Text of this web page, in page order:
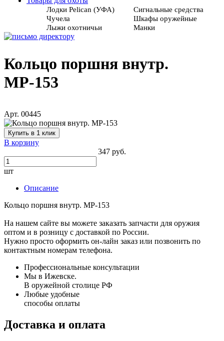
Лодки Pelican (УФА)
Сигнальные средства
Чучела
Шкафы оружейные
Лыжи охотничьи
Манки
Кольцо поршня внутр.
МР-153
Арт. 00445
Купить в 1 клик
В корзину
347 руб.
шт
Описание
Кольцо поршня внутр. МР-153
На нашем сайте вы можете заказать запчасти для оружия
оптом и в розницу с доставкой по России.
Нужно просто оформить он-лайн заказ или позвонить по
контактным номерам телефона.
Профессиональные консультации
Мы в Ижевске.
В оружейной столице РФ
Любые удобные
способы оплаты
Доставка и оплата